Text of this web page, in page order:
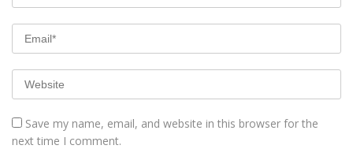
Save my name, email, and website in this browser for the
next time I comment.